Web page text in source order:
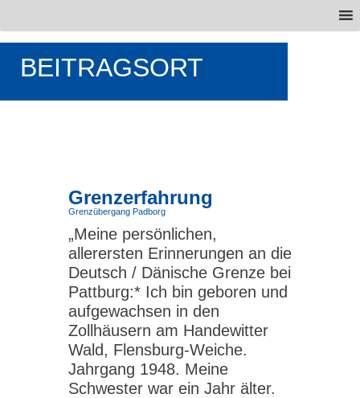
BEITRAGSORT
Grenzerfahrung
Grenzübergang Padborg
„Meine persönlichen,
allerersten Erinnerungen an die
Deutsch / Dänische Grenze bei
Pattburg:* Ich bin geboren und
aufgewachsen in den
Zollhäusern am Handewitter
Wald, Flensburg-Weiche.
Jahrgang 1948. Meine
Schwester war ein Jahr älter.